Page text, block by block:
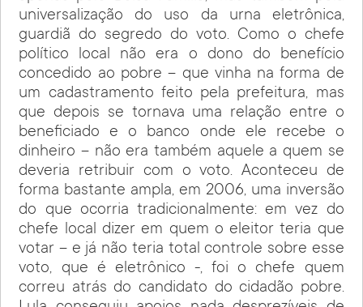
universalização do uso da urna eletrônica,
guardiã do segredo do voto. Como o chefe
político local não era o dono do benefício
concedido ao pobre – que vinha na forma de
um cadastramento feito pela prefeitura, mas
que depois se tornava uma relação entre o
beneficiado e o banco onde ele recebe o
dinheiro – não era também aquele a quem se
deveria retribuir com o voto. Aconteceu de
forma bastante ampla, em 2006, uma inversão
do que ocorria tradicionalmente: em vez do
chefe local dizer em quem o eleitor teria que
votar – e já não teria total controle sobre esse
voto, que é eletrônico -, foi o chefe quem
correu atrás do candidato do cidadão pobre.